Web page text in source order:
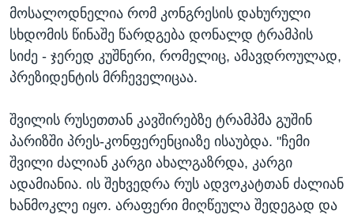
მოსალოდნელია რომ კონგრესის დახურული
სხდომის წინაშე წარდგება დონალდ ტრამპის
სიძე - ჯერედ კუშნერი, რომელიც, ამავდროულად,
პრეზიდენტის მრჩეველიცაა.
შვილის რუსეთთან კავშირებზე ტრამპმა გუშინ
პარიზში პრეს-კონფერენციაზე ისაუბდა. "ჩემი
შვილი ძალიან კარგი ახალგაზრდა, კარგი
ადამიანია. ის შეხვედრა რუს ადვოკატთან ძალიან
ხანმოკლე იყო. არაფერი მიღწეულა შედეგად და